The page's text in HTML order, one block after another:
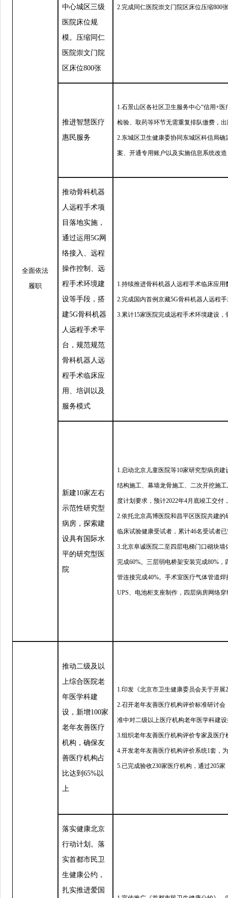
全面依法
履职
中心城区三级
医院床位规
模。压缩同仁
医院崇文门院
区床位800张
2.完成同仁医院崇文门院区床位压缩800
推进智慧医疗
惠民服务
1.石景山区各社区卫生服务中心“信用+医
检验、取药等环节无需重复排队缴费，
2.东城区卫生健康委协同东城区科信局确
案、开通专用账户以及实施信息系统改造
推动骨科机器
人远程手术项
目落地实施，
通过运用5G网
络接入、远程
操作控制、远
程手术环境建
设等手段，搭
建5G骨科机器
人远程手术平
台，规范规范
骨科机器人远
程手术临床应
用、培训以及
服务模式
1.持续推进骨科机器人远程手术临床应
2.完成国内首例京藏5G骨科机器人远程
3.累计15家医院完成远程手术环境建设
新建10家左右
示范性研究型
病房，探索建
设具有国际水
平的研究型医
院
1.启动北京儿童医院等10家研究型病房
结构施工、幕墙龙骨施工、二次开挖施
度计划要求，预计2022年4月底竣工交付
2.依托北京高博医院和昌平区医院共建的
临床试验健康受试者，累计46名受试者
3.北京阜诚医院二至四层电梯门口砌块
完成60%。三层弱电桥架安装完成80%
管连接完成40%。手术室医疗气体管道
UPS、电池柜支座制作，四层病房网络穿
推动二级及以
上综合医院老
年医学科建
设，新增100家
老年友善医疗
机构，确保友
善医疗机构占
比达到65%以
上
1.印发《北京市卫生健康委员会关于开
2.召开老年友善医疗机构评价标准研讨
准中对二级以上医疗机构老年医学科建
3.组织老年友善医疗机构评价专家及医
4.开发老年友善医疗机构评价系统1套，
5.已完成验收230家医疗机构，通过205
落实健康北京
行动计划。落
实首都市民卫
生健康公约，
扎实推进爱国